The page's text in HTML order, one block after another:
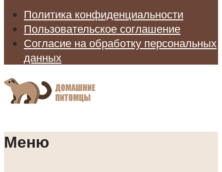
Политика конфиденциальности
Пользовательское соглашение
Согласие на обработку персональных
данных
Меню